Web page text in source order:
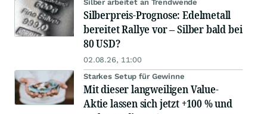
Silber arbeitet an Trendwende
Silberpreis-Prognose: Edelmetall
bereitet Rallye vor – Silber bald bei
80 USD?
02.08.26, 11:00
Starkes Setup für Gewinne
Mit dieser langweiligen Value-
Aktie lassen sich jetzt +100 % und